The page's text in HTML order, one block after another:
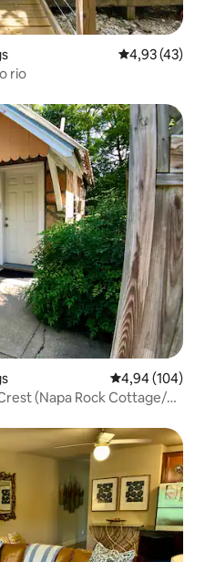
4,93 de uma
4,93 (43)
rio
hóspedes
4,94 de uma
4,94 (104)
(Napa Rock Cottage/